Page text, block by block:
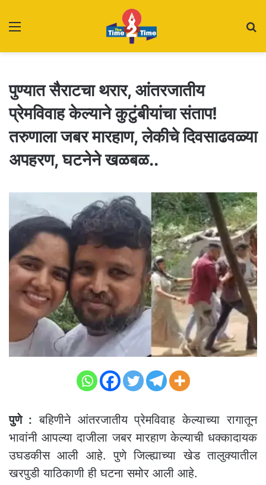
पुण्यात सैराटचा थरार, आंतरजातीय
प्रेमविवाह केल्याने कुटुंबीयांचा संताप!
तरुणाला जबर मारहाण, लेकीचे दिवसाढवळ्या
अपहरण, घटनेने खळबळ..
पुणे : बहिणीने आंतरजातीय प्रेमविवाह केल्याच्या रागातून
भावांनी आपल्या दाजीला जबर मारहाण केल्याची धक्कादायक
उघडकीस आली आहे. पुणे जिल्ह्याच्या खेड तालुक्यातील
खरपुडी याठिकाणी ही घटना समोर आली आहे.